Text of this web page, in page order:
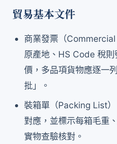
貿易基本文件
商業發票（
原產地、HS Code 稅
價，多品項貨物應逐一
批」。
裝箱單（Packing List
對應，並標示每箱毛重
實物查驗核對。